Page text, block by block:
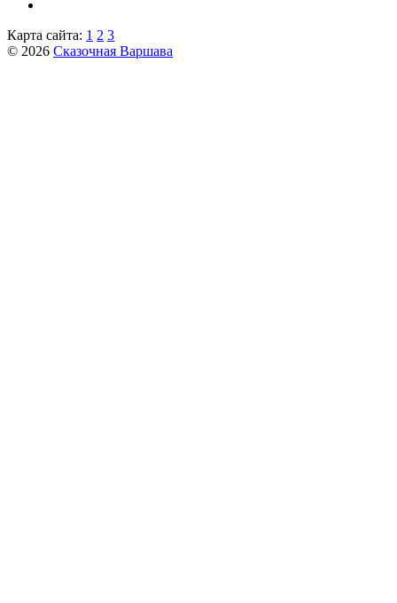
Карта сайта: 1 2 3
© 2026 Сказочная Варшава